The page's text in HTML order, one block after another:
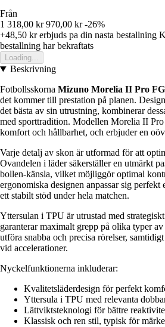
Från
1 318,00 kr 970,00 kr -26%
+48,50 krerbjuds pa din nasta bestallning
bestallning har bekraftats
Loading...
Beskrivning
Fotbollsskorna Mizuno Morelia II Pro FG
det kommer till prestation på planen.
det bästa av sin utrustning, kombinerar
med sporttradition. Modellen Morelia II
komfort och hållbarhet, och erbjuder en
Varje detalj av skon är utformad för att
Ovandelen i läder säkerställer en utmärkt
bollen-känsla, vilket möjliggör optimal
ergonomiska designen anpassar sig
ett stabilt stöd under hela matchen.
Yttersulan i TPU är utrustad med
garanterar maximalt grepp på olika typer
utföra snabba och precisa rörelser,
vid accelerationer.
Nyckelfunktionerna inkluderar:
Kvalitetsläderdesign för perfekt
Yttersula i TPU med relevanta
Lättviktsteknologi för bättre
Klassisk och ren stil, typisk för